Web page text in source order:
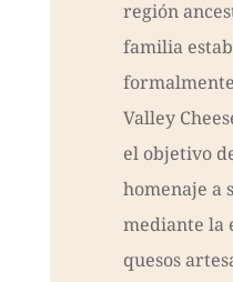
región
familia
Valley
el objetivo
homenaje a
mediante la
quesos